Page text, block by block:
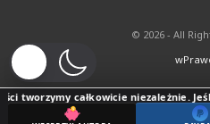
© 2026 - All
tworzymy całkowicie niezależnie.